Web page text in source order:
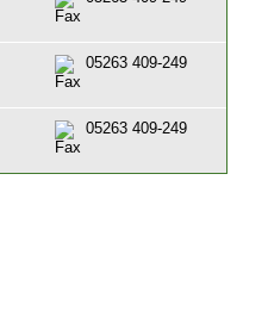
05263 409-249
05263 409-249